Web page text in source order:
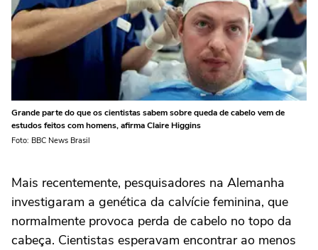
Grande parte do que os cientistas sabem sobre queda de cabelo vem de
estudos feitos com homens, afirma Claire Higgins
Foto: BBC News Brasil
Mais recentemente, pesquisadores na Alemanha
investigaram a genética da calvície feminina, que
normalmente provoca perda de cabelo no topo da
cabeça. Cientistas esperavam encontrar ao menos